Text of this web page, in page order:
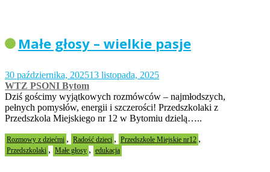
Małe głosy – wielkie pasje
30 października, 202513 listopada, 2025
WTZ PSONI Bytom
Dziś gościmy wyjątkowych rozmówców – najmłodszych,
pełnych pomysłów, energii i szczerości! Przedszkolaki z
Przedszkola Miejskiego nr 12 w Bytomiu dzielą…..
Rozmowy z dziećmi , Radość dzieci , Przedszkole Miejskie nr12 ,
Przedszkolaki , Małe głosy , edukacja